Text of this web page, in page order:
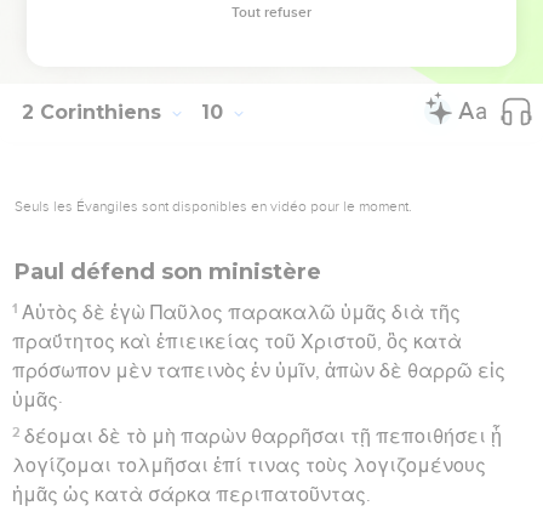
Hébreu : © Westminster Leningrad Codex - tanach.us --- Grec : © 2010 by the
2 Corinthiens 10
Seuls les Évangiles sont disponibles en vidéo pour le moment.
Paul défend son ministère
1 Αὐτὸς δὲ ἐγὼ Παῦλος παρακαλῶ ὑμᾶς διὰ τῆς
πραΰτητος καὶ ἐπιεικείας τοῦ Χριστοῦ, ὃς κατὰ
πρόσωπον μὲν ταπεινὸς ἐν ὑμῖν, ἀπὼν δὲ θαρρῶ εἰς
ὑμᾶς·
2 δέομαι δὲ τὸ μὴ παρὼν θαρρῆσαι τῇ πεποιθήσει ᾗ
λογίζομαι τολμῆσαι ἐπί τινας τοὺς λογιζομένους
ἡμᾶς ὡς κατὰ σάρκα περιπατοῦντας.
Tout refuser